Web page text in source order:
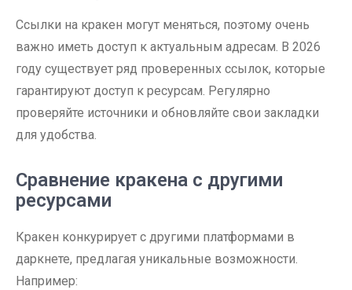
Ссылки на кракен могут меняться, поэтому очень
важно иметь доступ к актуальным адресам. В 2026
году существует ряд проверенных ссылок, которые
гарантируют доступ к ресурсам. Регулярно
проверяйте источники и обновляйте свои закладки
для удобства.
Сравнение кракена с другими
ресурсами
Кракен конкурирует с другими платформами в
даркнете, предлагая уникальные возможности.
Например: